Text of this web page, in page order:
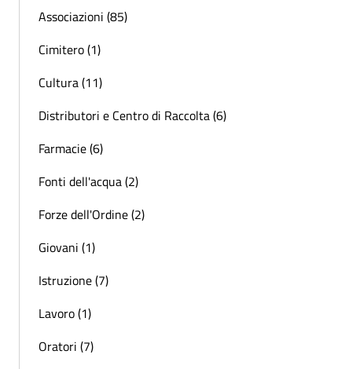
Associazioni (85)
Cimitero (1)
Cultura (11)
Distributori e Centro di Raccolta (6)
Farmacie (6)
Fonti dell'acqua (2)
Forze dell'Ordine (2)
Giovani (1)
Istruzione (7)
Lavoro (1)
Oratori (7)